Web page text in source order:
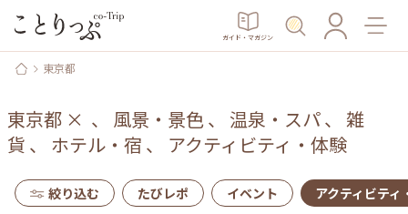
ガイド・マガジン
東京都
東京都 × 、 風景・景色、 温泉・スパ、 雑
貨 、 ホテル・宿 、 アクティビティ・体験
絞り込む たびレポ イベント アクティビティ